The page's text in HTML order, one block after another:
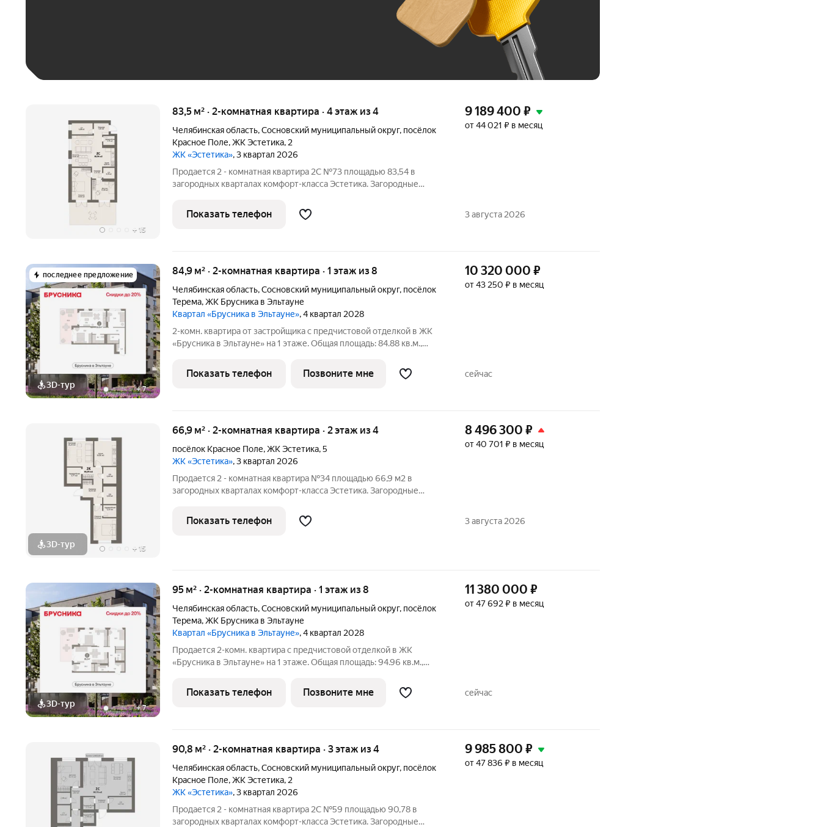
+ 15
83,5 м² · 2-комнатная квартира · 4 этаж из 4
Челябинская область,Сосновский муниципальный округ, посёлок
Красное Поле,ЖК Эстетика, 2
ЖК «Эстетика», 3 квартал 2026
Продается 2 - комнатная квартира 2C №73 площадью 83,54 в
загородных кварталах комфорт-класса Эстетика. Загородные
Красного поля Сосновского района Челябинской области.
Главным преимуществом
9 189 400 ₽
от 44 021 ₽ в месяц
Показать телефон 3 августа 2026
последнее предложение
3D-тур +7
84,9 м² · 2-комнатная квартира · 1 этаж из 8
Челябинская область,Сосновский муниципальный округ, посёлок
Терема,ЖК Брусника в Эльтауне
Квартал «Брусника в Эльтауне», 4 квартал 2028
2-комн. квартира от застройщика с предчистовой отделкой в ЖК
«Брусника в Эльтауне» на 1 этаже. Общая площадь: 84.88 кв.м.,
Высота потолков 2.7 м. Квартира с кухней-гостиной и двумя
10 320 000 ₽
от 43 250 ₽ в месяц
Показать телефон Позвоните мне сейчас
3D-тур + 15
66,9 м² · 2-комнатная квартира · 2 этаж из 4
посёлок Красное Поле,ЖК Эстетика,5
ЖК «Эстетика», 3 квартал 2026
Продается 2 - комнатная квартира №34 площадью 66,9 м2 в
загородных кварталах комфорт-класса Эстетика. Загородные
Красного поля Сосновского района Челябинской области.
Главным преимуществом
8 496 300 ₽
от 40 701 ₽ в месяц
Показать телефон 3 августа 2026
3D-тур +7
95 м² · 2-комнатная квартира · 1 этаж из 8
Челябинская область,Сосновский муниципальный округ, посёлок
Терема,ЖК Брусника в Эльтауне
Квартал «Брусника в Эльтауне», 4 квартал 2028
Продается 2-комн. квартира с предчистовой отделкой в ЖК
«Брусника в Эльтауне» на 1 этаже. Общая площадь: 94.96 кв.м.,
кв.м. Высота потолков 2.7 м. Квартира с кухней-гостиной и двумя
11 380 000 ₽
от 47 692 ₽ в месяц
Показать телефон Позвоните мне сейчас
90,8 м² · 2-комнатная квартира · 3 этаж из 4
Челябинская область,Сосновский муниципальный округ, посёлок
Красное Поле,ЖК Эстетика, 2
ЖК «Эстетика», 3 квартал 2026
Продается 2 - комнатная квартира 2C №59 площадью 90,78 в
загородных кварталах комфорт-класса Эстетика. Загородные
9 985 800 ₽
от 47 836 ₽ в месяц